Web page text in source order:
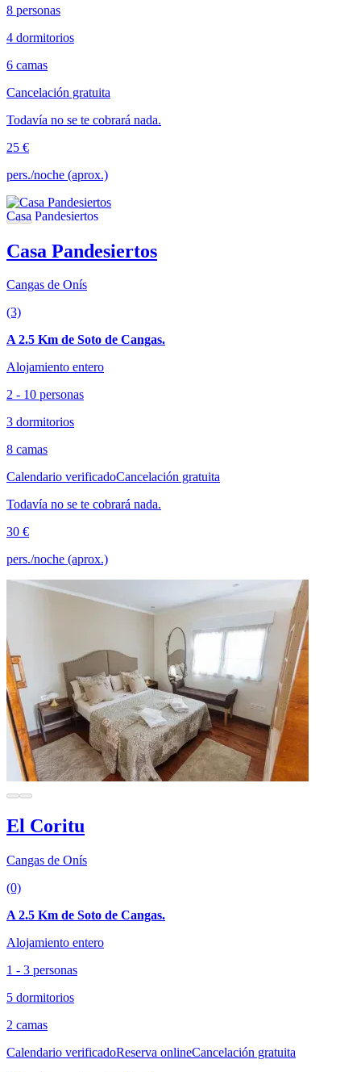
8 personas
4 dormitorios
6 camas
Cancelación gratuita
Todavía no se te cobrará nada.
25 €
pers./noche (aprox.)
Casa Pandesiertos
Cangas de Onís
(3)
A 2.5 Km de Soto de Cangas.
Alojamiento entero
2 - 10 personas
3 dormitorios
8 camas
Calendario verificadoCancelación gratuita
Todavía no se te cobrará nada.
30 €
pers./noche (aprox.)
El Coritu
Cangas de Onís
(0)
A 2.5 Km de Soto de Cangas.
Alojamiento entero
1 - 3 personas
5 dormitorios
2 camas
Calendario verificadoReserva onlineCancelación gratuita